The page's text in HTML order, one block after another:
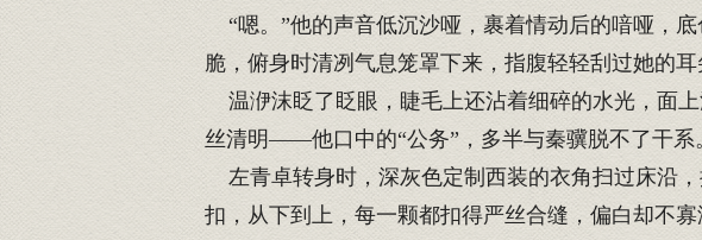
“嗯。”他的声音低沉沙哑，裹着情动后的喑哑，
脆，俯身时清冽气息笼罩下来，指腹轻轻刮过她的
温洢沫眨了眨眼，睫毛上还沾着细碎的水光，面
丝清明——他口中的“公务”，多半与秦骥脱不了干系
左青卓转身时，深灰色定制西装的衣角扫过床沿
扣，从下到上，每一颗都扣得严丝合缝，偏白却不